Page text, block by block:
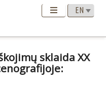
sklaida XX